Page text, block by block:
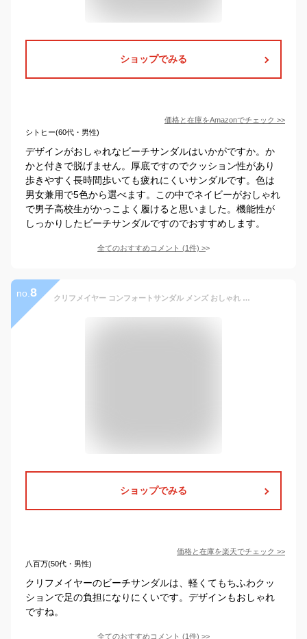
ショップでみる
価格と在庫をAmazonでチェック >>
シトヒー(60代・男性)
デザインがおしゃれなビーチサンダルはいかがですか。か
かと付きで脱げません。厚底ですのでクッション性があり
歩きやすく長時間歩いても疲れにくいサンダルです。色は
男女兼用で5色から選べます。この中でネイビーがおしゃれ
で男子高校生がかっこよく履けると思いました。機能性が
しっかりしたビーチサンダルですのでおすすめします。
全てのおすすめコメント (1件) >
no. 8 クリフメイヤー コンフォートサンダル メンズ おしゃれ ビーチサンダル フットベッド カジュアル スリッパ アメカジ ゆったり 幅広 疲れにくい 歩きやすい レジャー アウトドア 夏サンダル ブラック ネイビー KRIFF MAYER 9850
ショップでみる
価格と在庫を楽天でチェック >>
八百万(50代・男性)
クリフメイヤーのビーチサンダルは、軽くてもちふわクッ
ションで足の負担になりにくいです。デザインもおしゃれ
ですね。
全てのおすすめコメント (1件) >